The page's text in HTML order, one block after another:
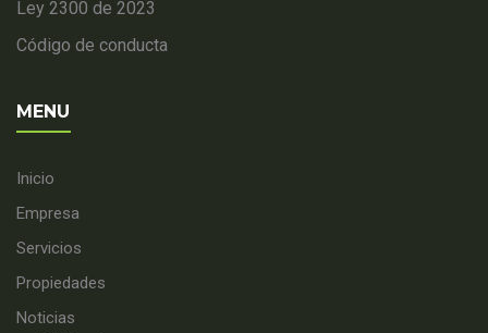
Ley 2300 de 2023
Código de conducta
MENU
Inicio
Empresa
Servicios
Propiedades
Noticias